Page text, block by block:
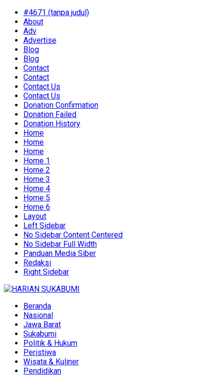
#4671 (tanpa judul)
About
Adv
Advertise
Blog
Blog
Contact
Contact
Contact Us
Contact Us
Donation Confirmation
Donation Failed
Donation History
Home
Home
Home
Home 1
Home 2
Home 3
Home 4
Home 5
Home 6
Layout
Left Sidebar
No Sidebar Content Centered
No Sidebar Full Width
Panduan Media Siber
Redaksi
Right Sidebar
Beranda
Nasional
Jawa Barat
Sukabumi
Politik & Hukum
Peristiwa
Wisata & Kuliner
Pendidikan